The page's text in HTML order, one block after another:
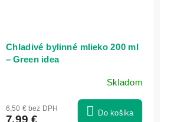
Chladivé bylinné mlieko 200 ml
– Green idea
Skladom
6,50 € bez DPH
7,99 €
Do košíka